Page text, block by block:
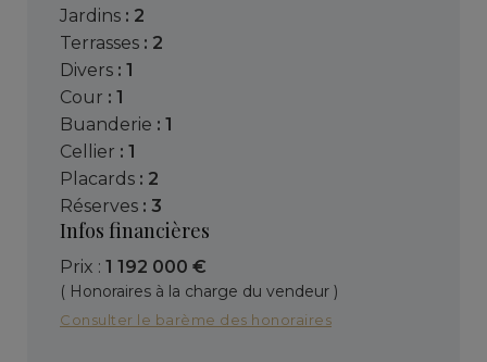
jardins : 2
terrasses : 2
divers : 1
cour : 1
buanderie : 1
cellier : 1
placards : 2
réserves : 3
Infos financières
Prix : 1 192 000 €
( Honoraires à la charge du vendeur )
Consulter le barème des honoraires